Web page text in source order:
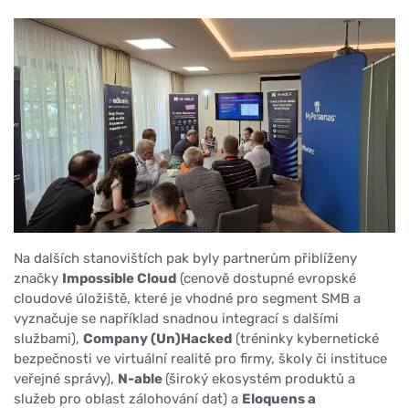
Na dalších stanovištích pak byly partnerům přiblíženy
značky Impossible Cloud (cenově dostupné evropské
cloudové úložiště, které je vhodné pro segment SMB a
vyznačuje se například snadnou integrací s dalšími
službami), Company (Un)Hacked (tréninky kybernetické
bezpečnosti ve virtuální realitě pro firmy, školy či instituce
veřejné správy), N-able (široký ekosystém produktů a
služeb pro oblast zálohování dat) a Eloquens a